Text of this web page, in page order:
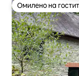
Омилено на
Омилено на